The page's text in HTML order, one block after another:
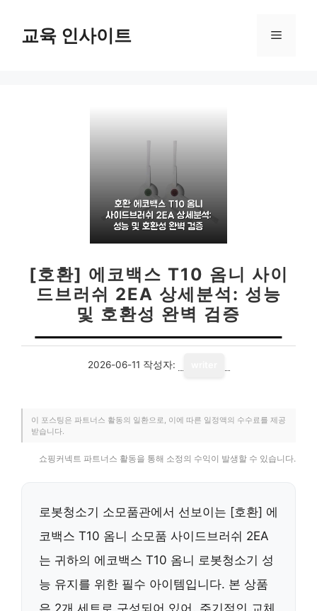
교육 인사이트 메
[호환] 에코백스 T10 옴니 사이
드브러쉬 2EA 상세분석: 성능
및 호환성 완벽 검증
2026-06-11 작성자:
이 포스팅은 파트너스 활동의 일환으로, 이에 따른 일정액의 수수료를 제공
받습니다.
쇼핑커넥트 파트너스 활동을 통해 소정의 수익이 발생할 수 있습니다.
로봇청소기 소모품관에서 선보이는 [호환] 에
코백스 T10 옴니 소모품 사이드브러쉬 2EA
는 귀하의 에코백스 T10 옴니 로봇청소기 성
능 유지를 위한 필수 아이템입니다. 본 상품
은 2개 세트로 구성되어 있어, 주기적인 교체